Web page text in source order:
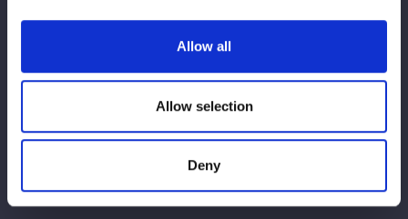
Allow all
Allow selection
Deny
を連発も、妃南が返してみせる。八神のエルボーを止めて妃南が
後方に叩きつける。八神が反転するが２カウント。八神がさらに
丸め込むがギリギリで返される。妃南がジャックハマーを決める
ドスプラッシュ。八神が返せず妃南が防衛に成功した。試合後、
妃南がベルトを誇示。八神はそれを跳ね除けてから座礼。妃南も
応じて八神を抱き寄せた。